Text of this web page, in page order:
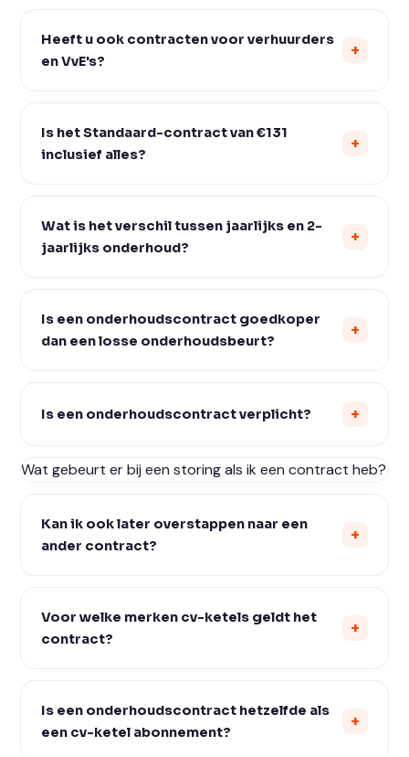
Heeft u ook contracten voor verhuurders
en VvE's?
Is het Standaard-contract van €131
inclusief alles?
Wat is het verschil tussen jaarlijks en 2-
jaarlijks onderhoud?
Is een onderhoudscontract goedkoper
dan een losse onderhoudsbeurt?
Is een onderhoudscontract verplicht?
Wat gebeurt er bij een storing als ik een contract heb?
Kan ik ook later overstappen naar een
ander contract?
Voor welke merken cv-ketels geldt het
contract?
Is een onderhoudscontract hetzelfde als
een cv-ketel abonnement?